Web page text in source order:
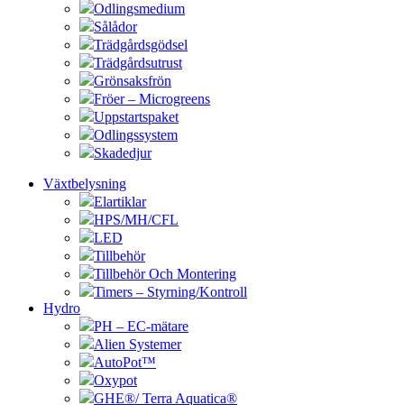
Odlingsmedium
Sålådor
Trädgårdsgödsel
Trädgårdsutrust
Grönsaksfrön
Fröer – Microgreens
Uppstartspaket
Odlingssystem
Skadedjur
Växtbelysning
Elartiklar
HPS/MH/CFL
LED
Tillbehör
Tillbehör Och Montering
Timers – Styrning/Kontroll
Hydro
PH – EC-mätare
Alien Systemer
AutoPot™
Oxypot
GHE®/ Terra Aquatica®